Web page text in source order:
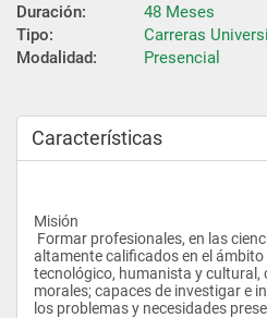
Duración:
48 Meses
Tipo:
Carreras
Modalidad:
Presencial
Características
Misión
altamente calificados en el
tecnológico, humanista y cultural,
morales; capaces de investigar e
los problemas y necesidades